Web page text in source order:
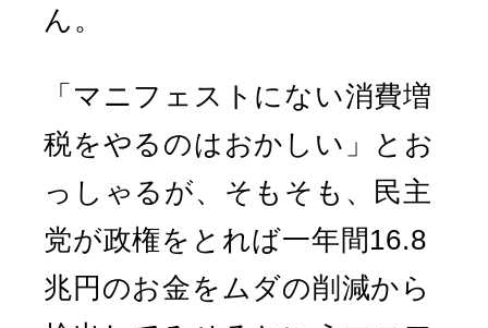
ん。
「マニフェストにない消費増
税をやるのはおかしい」とお
っしゃるが、そもそも、民主
党が政権をとれば一年間16.8
兆円のお金をムダの削減から